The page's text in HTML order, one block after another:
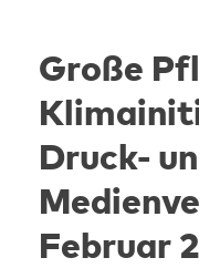
contentGroße
Druck-
Februar